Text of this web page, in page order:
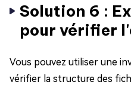
Solution 6 :
pour vérifier
Vous pouvez utiliser une
vérifier la structure des